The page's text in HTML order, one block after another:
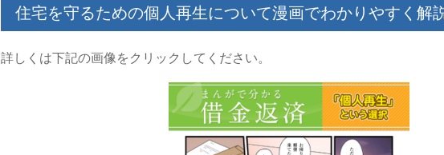
住宅を守るための個人再生について漫画でわかりやすく解
詳しくは下記の画像をクリックしてください。